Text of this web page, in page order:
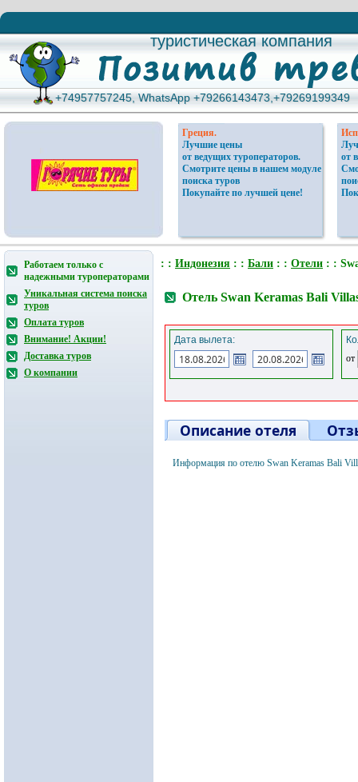
туристическая компания
туристическая компания
+74957757245, WhatsApp +79266143473,+79269199349
+74957757245, WhatsApp +79266143473,+79269199349
Греция.
Лучшие цены
от ведущих туроператоров.
Смотрите цены в нашем модуле
поиска туров
Покупайте по лучшей цене!
от
Работаем только с
надежными туроператорами
Уникальная система поиска
туров
Оплата туров
Внимание! Акции!
Доставка туров
О компании
: : Индонезия : : Бали : : Отели : :
Отель Swan Keramas Bali
Дата вылета:
от
Описание отеля
Информация по отелю Swan Keramas Bali